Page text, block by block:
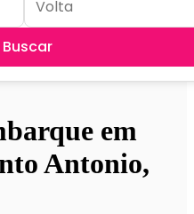
Buscar
em
Antonio,